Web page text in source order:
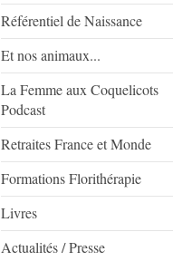
Référentiel de Naissance
Et nos animaux...
La Femme aux Coquelicots
Podcast
Retraites France et Monde
Formations Florithérapie
Livres
Actualités / Presse